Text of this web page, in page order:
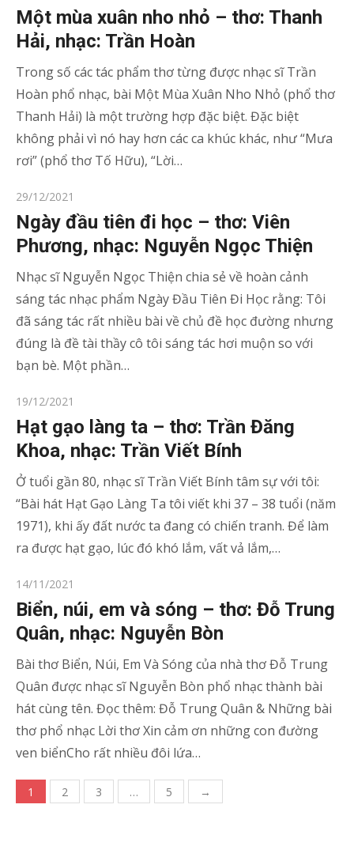
on
Một mùa xuân nho nhỏ – thơ: Thanh
Hải, nhạc: Trần Hoàn
Trong số các tác phẩm thơ từng được nhạc sĩ Trần
Hoàn phổ nhạc, bài Một Mùa Xuân Nho Nhỏ (phổ thơ
Thanh Hải) là một trường hợp đặc biệt. Đặc biệt
không phải vì nó hay hơn các ca khúc khác, như “Mưa
rơi” (phổ thơ Tố Hữu), “Lời…
Posted
on
29/12/2021
Ngày đầu tiên đi học – thơ: Viên
Phương, nhạc: Nguyễn Ngọc Thiện
Nhạc sĩ Nguyễn Ngọc Thiện chia sẻ về hoàn cảnh
sáng tác nhạc phẩm Ngày Đầu Tiên Đi Học rằng: Tôi
đã sáng tác rất nhiều bài về chủ đề học đường nhưng
đúng là đề tài thầy cô tôi sáng tác hơi muộn so với
bạn bè. Một phần…
Posted
on
19/12/2021
Hạt gạo làng ta – thơ: Trần Đăng
Khoa, nhạc: Trần Viết Bính
Ở tuổi gần 80, nhạc sĩ Trần Viết Bính tâm sự với tôi:
“Bài hát Hạt Gạo Làng Ta tôi viết khi 37 – 38 tuổi (năm
1971), khi ấy đất nước ta đang có chiến tranh. Để làm
ra được hạt gạo, lúc đó khó lắm, vất vả lắm,…
Posted
on
14/11/2021
Biển, núi, em và sóng – thơ: Đỗ Trung
Quân, nhạc: Nguyễn Bòn
Bài thơ Biển, Núi, Em Và Sóng của nhà thơ Đỗ Trung
Quân được nhạc sĩ Nguyễn Bòn phổ nhạc thành bài
hát cùng tên. Đọc thêm: Đỗ Trung Quân & Những bài
thơ phổ nhạc Lời thơ Xin cảm ơn những con đường
ven biểnCho rất nhiều đôi lứa…
Phân
1 2 3 … 5 →